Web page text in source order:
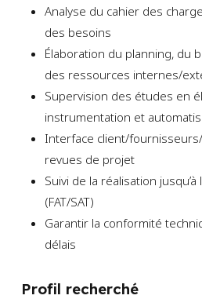
Analyse du cahier des
des besoins
Élaboration du planning, du
des ressources internes/
Supervision des études en
instrumentation et
Interface client/
revues de projet
Suivi de la réalisation
(FAT/SAT)
Garantir la conformité
délais
Profil recherché